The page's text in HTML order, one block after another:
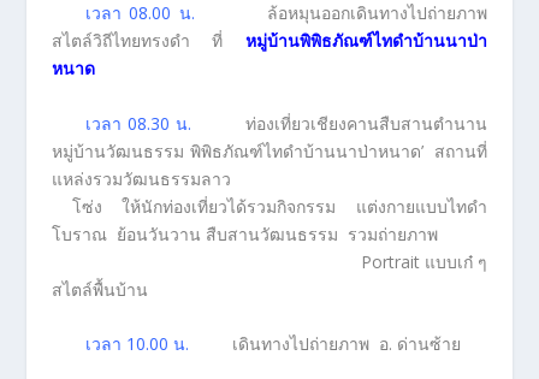
เวลา 08.00 น. ล้อหมุนออกเดินทางไปถ่ายภาพ
สไตล์วิถีไทยทรงดำ ที่หมู่บ้านพิพิธภัณฑ์ไทดำบ้านนาป่า
หนาด
เวลา 08.30 น. ท่องเที่ยวเชียงคานสืบสานตำนาน
หมู่บ้านวัฒนธรรม พิพิธภัณฑ์ไทดำบ้านนาป่าหนาด’ สถานที่
แหล่งรวมวัฒนธรรมลาว
โซ่ง ให้นักท่องเที่ยวได้รวมกิจกรรม แต่งกายแบบไทดำ
โบราณ ย้อนวันวาน สืบสานวัฒนธรรม รวมถ่ายภาพ
Portrait แบบเก๋ ๆ
สไตล์พื้นบ้าน
เวลา 10.00 น. เดินทางไปถ่ายภาพ อ. ด่านซ้าย